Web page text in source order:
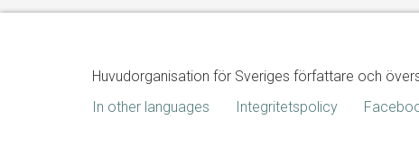
Huvudorganisation för Sveriges författare och
In other languages
Integritetspolicy